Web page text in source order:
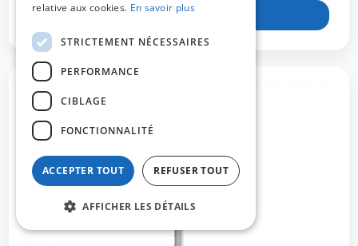
Voir le produit
relative aux cookies. En savoir plus
STRICTEMENT NÉCESSAIRES
PERFORMANCE
CIBLAGE
FONCTIONNALITÉ
ACCEPTER TOUT REFUSER TOUT
AFFICHER LES DÉTAILS